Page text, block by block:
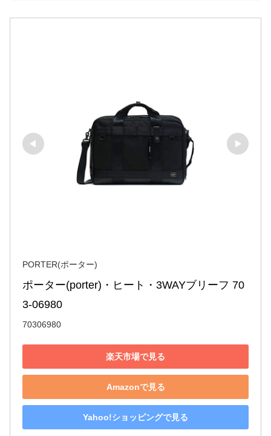
PORTER(ポーター)
ポーター(porter)・ヒート・3WAYブリーフ 70
3-06980
70306980
楽天市場で見る
Amazonで見る
Yahoo!ショッピングで見る